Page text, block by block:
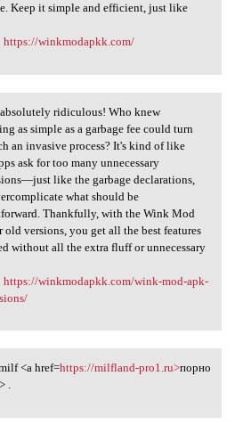
Keep it simple and efficient, just like
https://winkmodapkk.com/
ridiculous
ridiculous! Who knew
as simple as a garbage fee could turn
an invasive process? It's kind of like
ask for too many unnecessary
like the garbage declarations,
what should be
Thankfully, with the Wink Mod
old versions, you get all the best features
without all the extra fluff or unnecessary
https://winkmodapkk.com/wink-mod-apk-
<a href=https:/
<a href=https://milfland-pro1.ru>порно
.